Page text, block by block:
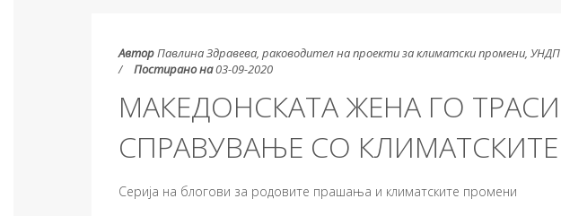
АвторПавлина Здравева, раководител на проекти за климатски промени, УНДП
Постирано на03-09-2020
МАКЕДОНСКАТА ЖЕНА ГО
СПРАВУВАЊЕ СО
Серија на блогови за родовите прашања и климатските промени